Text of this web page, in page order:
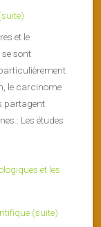
et le
sont
le carcinome
partagent
: Les études
(suite)